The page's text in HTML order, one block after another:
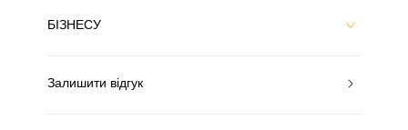
БІЗНЕСУ
Залишити відгук